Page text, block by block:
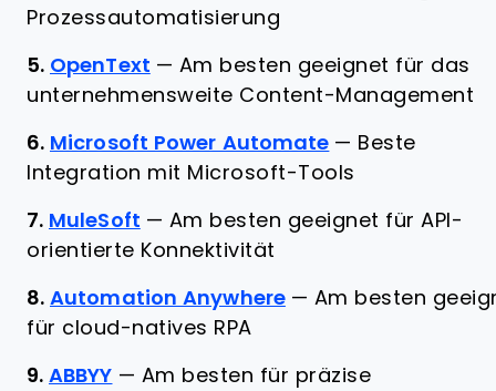
Prozessautomatisierung
5. OpenText — Am besten geeignet für das
unternehmensweite Content-Management
6. Microsoft Power Automate — Beste
Integration mit Microsoft-Tools
7. MuleSoft — Am besten geeignet für API-
orientierte Konnektivität
8. Automation Anywhere — Am besten
für cloud-natives RPA
9. ABBYY — Am besten für präzise